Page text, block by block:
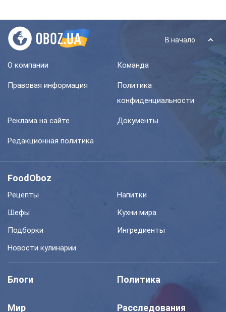
В начало
О компании Команда
Правовая информация
Политика
конфиденциальности
Реклама на сайте Документы
Редакционная политика
FoodOboz
Рецепты
Напитки
Шефы
Кухни мира
Подборки
Ингредиенты
Новости кулинарии
Блоги Политика
Мир Расследования